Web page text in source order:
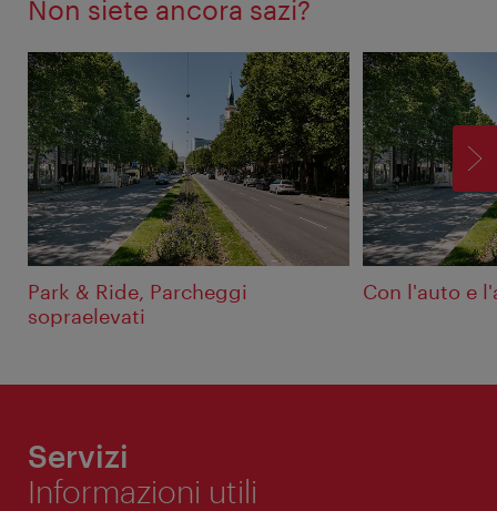
Non siete ancora sazi?
Park & Ride, Parcheggi
sopraelevati
Con l'auto e
Servizi
Informazioni utili